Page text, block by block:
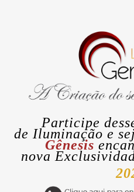
Participe
de Iluminação e
Gênesis
nova